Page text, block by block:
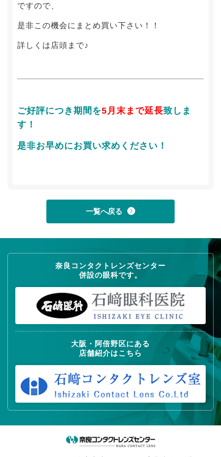
ですので、
是非この機会にまとめ買い下さい！！
詳しくは店頭まで♪
ご好評につき期間を5月末まで延長致しま
す！
是非お早めにお買い求めください！
一覧へ戻る
奈良コンタクトレンズセンター
併設の眼科です。
大阪・阿倍野区にある
店舗紹介はこちら